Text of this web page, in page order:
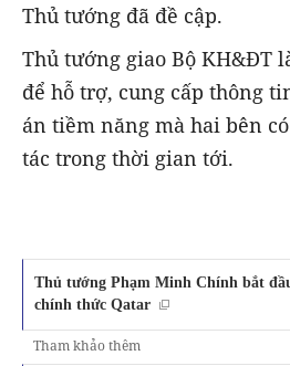
Thủ tướng đã đề cập.
Thủ tướng giao Bộ KH&ĐT
để hỗ trợ, cung cấp thông
án tiềm năng mà hai bên
tác trong thời gian tới.
Thủ tướng Phạm Minh Chính bắt
chính thức Qatar
Tham khảo thêm